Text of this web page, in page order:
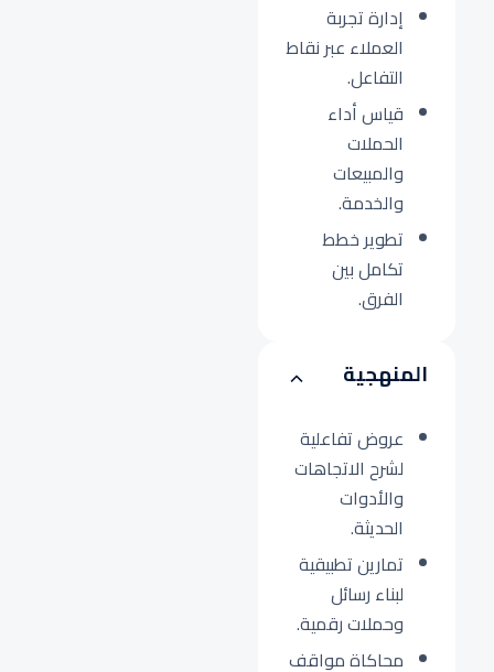
إدارة تجربة
العملاء عبر نقاط
التفاعل.
قياس أداء
الحملات
والمبيعات
والخدمة.
تطوير خطط
تكامل بين
الفرق.
المنهجية
عروض تفاعلية
لشرح الاتجاهات
والأدوات
الحديثة.
تمارين تطبيقية
لبناء رسائل
وحملات رقمية.
محاكاة مواقف